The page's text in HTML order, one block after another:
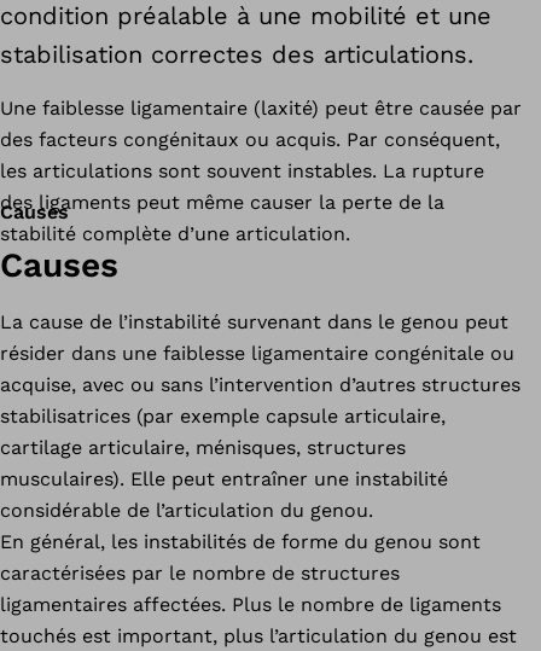
condition préalable à une mobilité et une
stabilisation correctes des articulations.
Une faiblesse ligamentaire (laxité) peut être causée par
des facteurs congénitaux ou acquis. Par conséquent,
les articulations sont souvent instables. La rupture
des ligaments peut même causer la perte de la
stabilité complète d’une articulation.
Causes
Causes
La cause de l’instabilité survenant dans le genou peut
résider dans une faiblesse ligamentaire congénitale ou
acquise, avec ou sans l’intervention d’autres structures
stabilisatrices (par exemple capsule articulaire,
cartilage articulaire, ménisques, structures
musculaires). Elle peut entraîner une instabilité
considérable de l’articulation du genou.
En général, les instabilités de forme du genou sont
caractérisées par le nombre de structures
ligamentaires affectées. Plus le nombre de ligaments
touchés est important, plus l’articulation du genou est